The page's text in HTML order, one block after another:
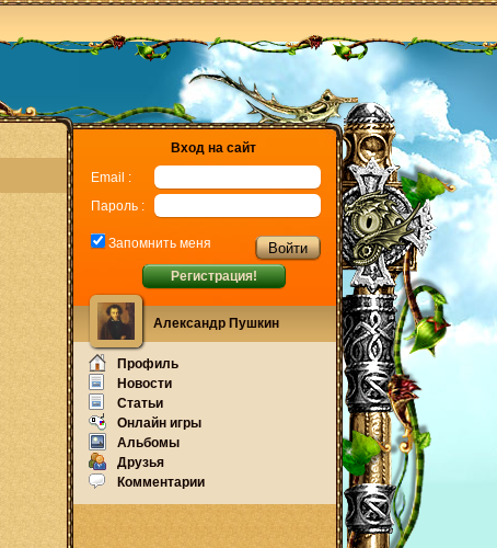
Вход на сайт
Email :
Пароль :
Запомнить меня
Регистрация!
Александр Пушкин
Профиль
Новости
Статьи
Онлайн игры
Альбомы
Друзья
Комментарии